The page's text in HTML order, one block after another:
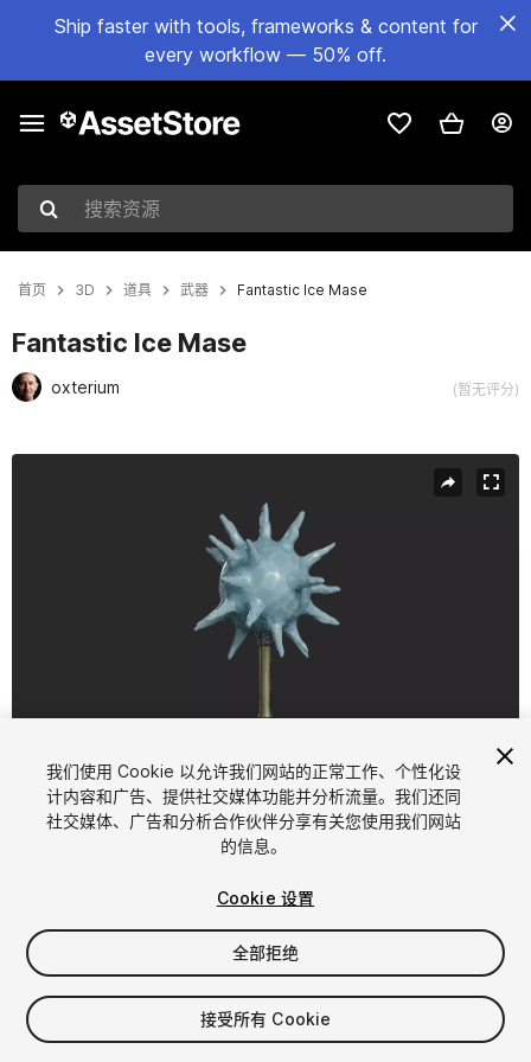
Ship faster with tools, frameworks & content for
every workflow — 50% off.
搜索资源
首页 3D 道具 武器 Fantastic Ice Mase
Fantastic Ice Mase
oxterium (暂无评分)
1/4
$5
增值税将在结算时计算
我们使用 Cookie 以允许我们网站的正常工作、个性化设
计内容和广告、提供社交媒体功能并分析流量。我们还同
社交媒体、广告和分析合作伙伴分享有关您使用我们网站
的信息。
Cookie 设置
全部拒绝
接受所有 Cookie